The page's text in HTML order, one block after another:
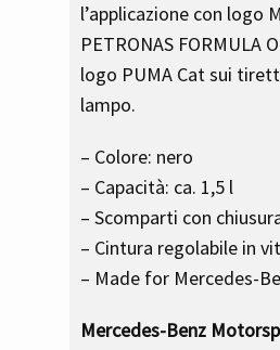
l’applicazione con logo
PETRONAS FORMULA
logo PUMA Cat sui
lampo.
– Colore: nero
– Capacità: ca. 1,5 l
– Scomparti con
– Cintura regolabile in
– Made for Mercedes-
Mercedes-Benz